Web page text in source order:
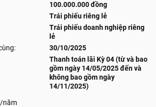
100.000.000 đồng
Trái phiếu riêng lẻ
Trái phiếu doanh nghiệp riêng
lẻ
30/10/2025
Thanh toán lãi Kỳ 04 (từ và bao
gồm ngày 14/05/2025 đến và
không bao gồm ngày
14/11/2025)
năm